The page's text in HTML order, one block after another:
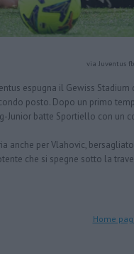
via Juventus fb
espugna il Gewiss
posto. Dopo un primo
Junior batte Sportiello con un
anche per Vlahovic,
che si spegne sotto la
Home